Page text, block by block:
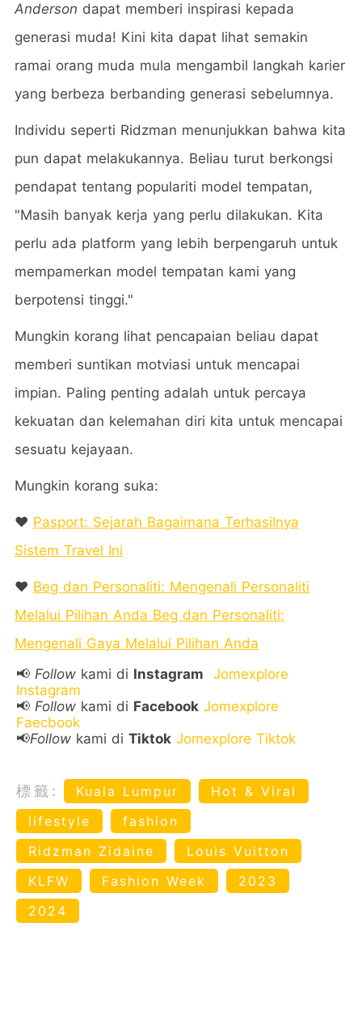
Anderson dapat memberi inspirasi kepada
generasi muda! Kini kita dapat lihat semakin
ramai orang muda mula mengambil langkah karier
yang berbeza berbanding generasi sebelumnya.
Individu seperti Ridzman menunjukkan bahwa kita
pun dapat melakukannya. Beliau turut berkongsi
pendapat tentang populariti model tempatan,
"Masih banyak kerja yang perlu dilakukan. Kita
perlu ada platform yang lebih berpengaruh untuk
mempamerkan model tempatan kami yang
berpotensi tinggi."
Mungkin korang lihat pencapaian beliau dapat
memberi suntikan motviasi untuk mencapai
impian. Paling penting adalah untuk percaya
kekuatan dan kelemahan diri kita untuk mencapai
sesuatu kejayaan.
Mungkin korang suka:
❤️ Pasport: Sejarah Bagaimana Terhasilnya
Sistem Travel Ini
❤️ Beg dan Personaliti: Mengenali Personaliti
Melalui Pilihan Anda Beg dan Personaliti:
Mengenali Gaya Melalui Pilihan Anda
📢 Follow kami di Instagram
Jomexplore
Instagram
📢 Follow kami di Facebook Jomexplore
Faecbook
📢Follow kami di Tiktok Jomexplore Tiktok
標籤: Kuala Lumpur
Hot & Viral
lifestyle
fashion
Ridzman Zidaine
Louis Vuitton
KLFW
Fashion Week
2023
2024